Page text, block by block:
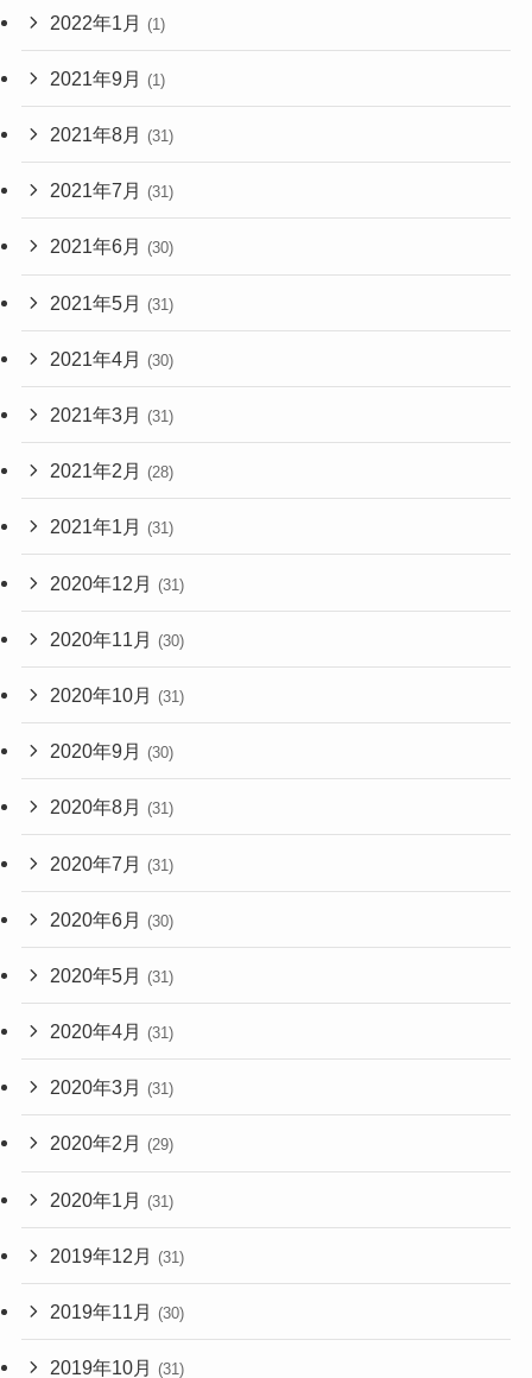
2022年1月 (1)
2021年9月 (1)
2021年8月 (31)
2021年7月 (31)
2021年6月 (30)
2021年5月 (31)
2021年4月 (30)
2021年3月 (31)
2021年2月 (28)
2021年1月 (31)
2020年12月 (31)
2020年11月 (30)
2020年10月 (31)
2020年9月 (30)
2020年8月 (31)
2020年7月 (31)
2020年6月 (30)
2020年5月 (31)
2020年4月 (31)
2020年3月 (31)
2020年2月 (29)
2020年1月 (31)
2019年12月 (31)
2019年11月 (30)
2019年10月 (31)